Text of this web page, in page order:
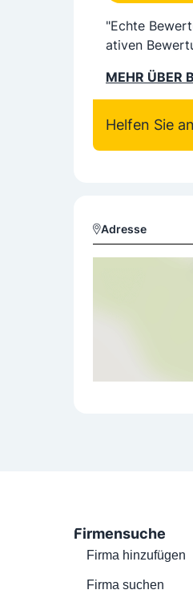
"Echte
ativen
MEHR ÜBER
Helfen Sie
Adresse
Firmensuche
Firma hinzufügen
Firma suchen